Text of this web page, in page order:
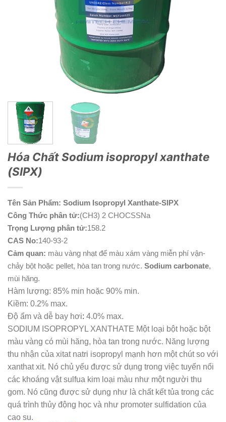
Hóa Chất Sodium isopropyl xanthate
(SIPX)
Tên Sản Phẩm: Sodium Isopropyl Xanthate-SIPX
Công Thức phân tử:(CH3) 2 CHOCSSNa
Trọng Lượng phân tử:158.2
CAS No:140-93-2
Cảm quan: màu vàng nhạt để màu xám vàng miễn phí vận-
chảy bột hoặc pellet, hòa tan trong nước. Sodium carbonate,
mùi hăng.
Hàm lượng: 85% min hoặc 90% min.
Kiềm: 0.2% max.
Độ ẩm và dễ bay hơi: 4.0% max.
SODIUM ISOPROPYL XANTHATE Một loại bột hoặc bột
màu vàng có mùi hăng, hòa tan trong nước. Năng lượng
thu nhận của xitat natri isopropyl mạnh hơn một chút so với
xanthat xit. Nó chủ yếu được sử dụng trong việc tuyển nổi
các khoáng vật sulfua kim loại màu như một người thu
gom. Nó cũng được sử dụng như là chất kết tủa trong các
quá trình thủy động học và như promoter sulfidation của
cao su.